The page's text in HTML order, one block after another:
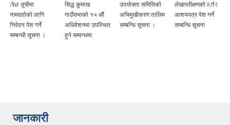
विज्ञ सूचीमा
नामदर्ताको लागि
निवेदन पेश गर्ने
सम्बन्धी सूचना ।
सिद्ध कुमाख
गाउँसभाको १५ औं
अधिवेशनमा उपस्थित
हुने सम्वन्धमा
उपभोक्ता समितिको
अभिमुखीकरण तालिम
सम्बन्धि सूचना ।
लेखापरीक्षणको लागि
आशयपत्र पेश गर्ने
सम्बन्धि सूचना
जानकारी